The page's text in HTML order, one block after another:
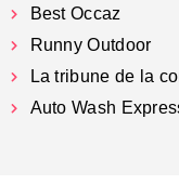
Best Occaz
Runny Outdoor
La tribune de la
Auto Wash